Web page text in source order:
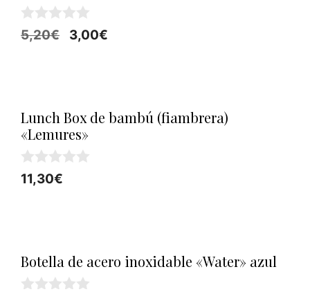
0
d
5,20€
El
5,20€.
3,00€
3,00€.
Lunch Box de bambú (fiambrera)
«Lemures»
0
d
11,30€
Botella de acero inoxidable «Water» azul